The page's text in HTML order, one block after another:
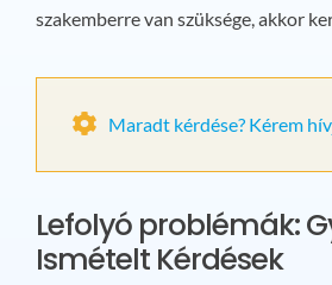
szakemberre van szüksége, akkor
Maradt kérdése? Kérem
Lefolyó problémák:
Ismételt Kérdések